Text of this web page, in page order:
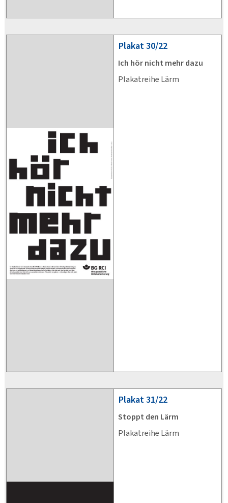
Plakat30/22
Ich hör nicht mehr dazu
Plakatreihe Lärm
Plakat31/22
Stoppt den Lärm
Plakatreihe Lärm